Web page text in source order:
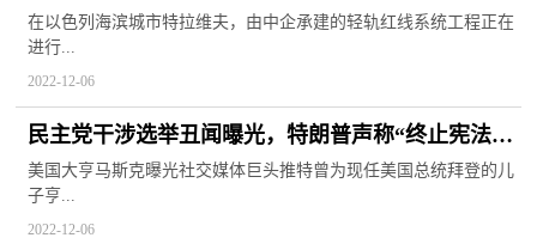
球百事通
在以色列海滨城市特拉维夫，由中企承建的轻轨红线系统工程正在
进行...
2022-12-06
民主党干涉选举丑闻曝光，特朗普声称“终止宪法”
震动美国
美国大亨马斯克曝光社交媒体巨头推特曾为现任美国总统拜登的儿
子亨...
2022-12-06